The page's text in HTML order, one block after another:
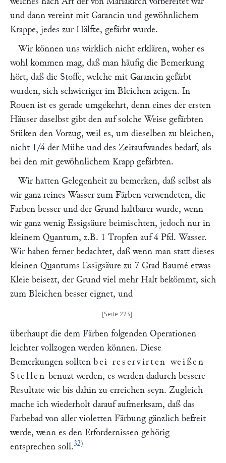
und dann vereint mit Garancin und gewöhnlichem
Krappe, jedes zur Hälfte, gefärbt wurde.
Wir können uns wirklich nicht erklären, woher es
wohl kommen mag, daß man häufig die Bemerkung
hört, daß die Stoffe, welche mit Garancin gefärbt
wurden, sich schwieriger im Bleichen zeigen. In
Rouen ist es gerade umgekehrt, denn eines der ersten
Häuser daselbst gibt den auf solche Weise gefärbten
Stüken den Vorzug, weil es, um dieselben zu bleichen,
nicht 1/4 der Mühe und des Zeitaufwandes bedarf, als
bei den mit gewöhnlichem Krapp gefärbten.
Wir hatten Gelegenheit zu bemerken, daß selbst als
wir ganz reines Wasser zum Färben verwendeten, die
Farben besser und der Grund haltbarer wurde, wenn
wir ganz wenig Essigsäure beimischten, jedoch nur in
kleinem Quantum, z.B. 1 Tropfen auf 4 Pfd. Wasser.
Wir haben ferner bedachtet, daß wenn man statt dieses
kleinen Quantums Essigsäure zu 7 Grad Baumé etwas
Kleie beisezt, der Grund viel mehr Halt bekömmt, sich
zum Bleichen besser eignet, und
überhaupt die dem Färben folgenden Operationen
leichter vollzogen werden können. Diese
Bemerkungen sollten bei reservirten weißen
Stellen benuzt werden, es werden dadurch bessere
Resultate wie bis dahin zu erreichen seyn. Zugleich
mache ich wiederholt darauf aufmerksam, daß das
Farbebad von aller violetten Färbung gänzlich befreit
werde, wenn es den Erfordernissen gehörig
entsprechen soll.32)